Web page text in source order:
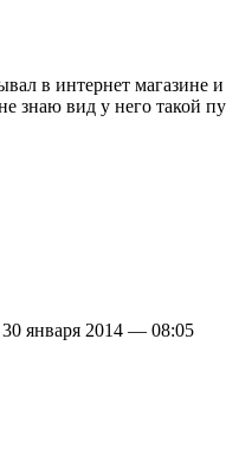
в интернет
знаю вид у него такой
января 2014 — 08:05